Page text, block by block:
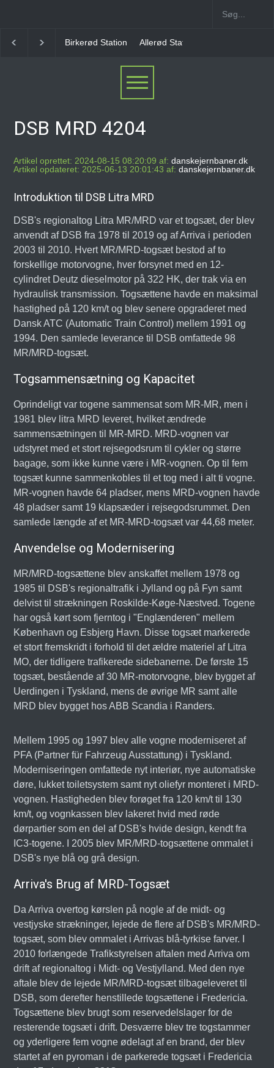
Birkerød Station Allerød Station
DSB MRD 4204
Artikel oprettet: 2024-08-15 08:20:09 af: danskejernbaner.dk
Artikel opdateret: 2025-06-13 20:01:43 af: danskejernbaner.dk
Introduktion til DSB Litra MRD
DSB's regionaltog Litra MR/MRD var et togsæt, der blev
anvendt af DSB fra 1978 til 2019 og af Arriva i perioden
2003 til 2010. Hvert MR/MRD-togsæt bestod af to
forskellige motorvogne, hver forsynet med en 12-
cylindret Deutz dieselmotor på 322 HK, der trak via en
hydraulisk transmission. Togsættene havde en maksimal
hastighed på 120 km/t og blev senere opgraderet med
Dansk ATC (Automatic Train Control) mellem 1991 og
1994. Den samlede leverance til DSB omfattede 98
MR/MRD-togsæt.
Togsammensætning og Kapacitet
Oprindeligt var togene sammensat som MR-MR, men i
1981 blev litra MRD leveret, hvilket ændrede
sammensætningen til MR-MRD. MRD-vognen var
udstyret med et stort rejsegodsrum til cykler og større
bagage, som ikke kunne være i MR-vognen. Op til fem
togsæt kunne sammenkobles til et tog med i alt ti vogne.
MR-vognen havde 64 pladser, mens MRD-vognen havde
48 pladser samt 19 klapsæder i rejsegodsrummet. Den
samlede længde af et MR-MRD-togsæt var 44,68 meter.
Anvendelse og Modernisering
MR/MRD-togsættene blev anskaffet mellem 1978 og
1985 til DSB's regionaltrafik i Jylland og på Fyn samt
delvist til strækningen Roskilde-Køge-Næstved. Togene
har også kørt som fjerntog i "Englænderen" mellem
København og Esbjerg Havn. Disse togsæt markerede
et stort fremskridt i forhold til det ældre materiel af Litra
MO, der tidligere trafikerede sidebanerne. De første 15
togsæt, bestående af 30 MR-motorvogne, blev bygget af
Uerdingen i Tyskland, mens de øvrige MR samt alle
MRD blev bygget hos ABB Scandia i Randers.
Mellem 1995 og 1997 blev alle vogne moderniseret af
PFA (Partner für Fahrzeug Ausstattung) i Tyskland.
Moderniseringen omfattede nyt interiør, nye automatiske
døre, lukket toiletsystem samt nyt oliefyr monteret i MRD-
vognen. Hastigheden blev forøget fra 120 km/t til 130
km/t, og vognkassen blev lakeret hvid med røde
dørpartier som en del af DSB's hvide design, kendt fra
IC3-togene. I 2005 blev MR/MRD-togsættene ommalet i
DSB's nye blå og grå design.
Arriva's Brug af MRD-Togsæt
Da Arriva overtog kørslen på nogle af de midt- og
vestjyske strækninger, lejede de flere af DSB's MR/MRD-
togsæt, som blev ommalet i Arrivas blå-tyrkise farver. I
2010 forlængede Trafikstyrelsen aftalen med Arriva om
drift af regionaltog i Midt- og Vestjylland. Med den nye
aftale blev de lejede MR/MRD-togsæt tilbageleveret til
DSB, som derefter henstillede togsættene i Fredericia.
Togsættene blev brugt som reservedelslager for de
resterende togsæt i drift. Desværre blev tre togstammer
og yderligere fem vogne ødelagt af en brand, der blev
startet af en pyroman i de parkerede togsæt i Fredericia